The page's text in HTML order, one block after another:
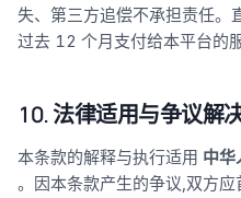
失、第三方追偿不承担责任。
过去 12 个月支付给本平台的
10. 法律适用与争议解
本条款的解释与执行适用 中华
。因本条款产生的争议,双方